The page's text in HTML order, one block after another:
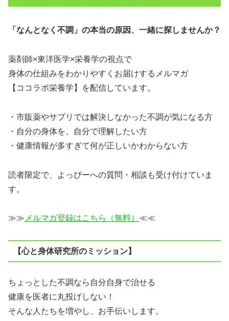
「なんとなく不調」の本当の原因、一緒に探しませんか？
薬剤師×東洋医学×栄養学の視点で
身体の仕組みをわかりやすくお届けするメルマガ
【ココラボ栄養学】を配信しています。
・市販薬やサプリでは解決しなかった不調が気になる方
・自分の身体を、自分で理解したい方
・健康情報が多すぎて何が正しいかわからない方
読者限定で、よっぴーへの質問・相談も受け付けていま
す。
≫≫メルマガ登録はこちら（無料） ≪≪
【心と身体研究所のミッション】
ちょっとした不調なら自分自身で治せる
健康を医者に丸投げしない！
そんな人たちを増やし、お手伝いします。